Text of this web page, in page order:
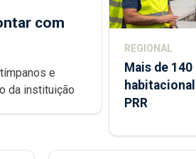
com
estrados, permitindo reforçar as condições de ensino da instituição
REGIONAL
Mais de
PRR